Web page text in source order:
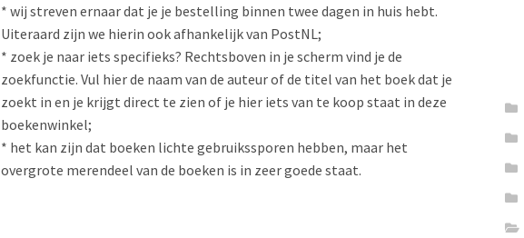
* wij streven ernaar dat je je bestelling binnen twee dagen in huis hebt.
Uiteraard zijn we hierin ook afhankelijk van PostNL;
* zoek je naar iets specifieks? Rechtsboven in je scherm vind je de
zoekfunctie. Vul hier de naam van de auteur of de titel van het boek dat je
zoekt in en je krijgt direct te zien of je hier iets van te koop staat in deze
boekenwinkel;
* het kan zijn dat boeken lichte gebruikssporen hebben, maar het
overgrote merendeel van de boeken is in zeer goede staat.